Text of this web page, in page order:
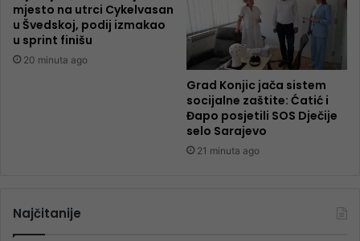
mjesto na utrci Cykelvasan
u Švedskoj, podij izmakao
u sprint finišu
20 minuta ago
Grad Konjic jača sistem
socijalne zaštite: Ćatić i
Đapo posjetili SOS Dječije
selo Sarajevo
21 minuta ago
Najčitanije